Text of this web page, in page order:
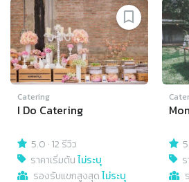
Catering
I Do Catering
5.0 ·12 รีวิว
ราคาเริ่มต้นไม่ระบุ
รองรับแขกสูงสุดไม่ระบุ